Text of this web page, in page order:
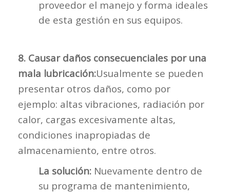
proveedor el manejo y forma ideales
de esta gestión en sus equipos.
8. Causar daños consecuenciales por una
mala lubricación:Usualmente se pueden
presentar otros daños, como por
ejemplo: altas vibraciones, radiación por
calor, cargas excesivamente altas,
condiciones inapropiadas de
almacenamiento, entre otros.
La solución: Nuevamente dentro de
su programa de mantenimiento,